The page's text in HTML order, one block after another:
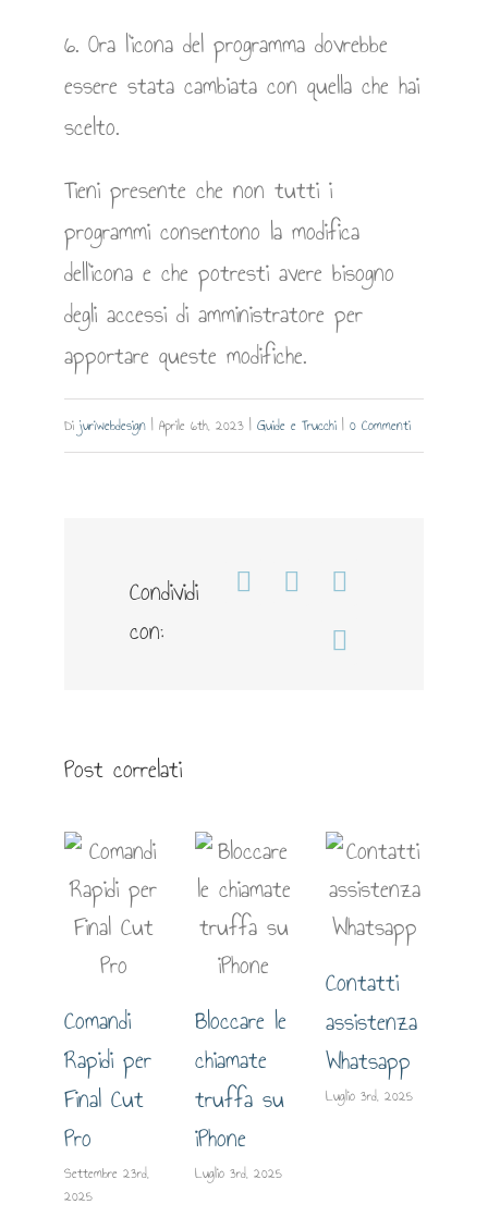
6. Ora l’icona del programma dovrebbe
essere stata cambiata con quella che hai
scelto.
Tieni presente che non tutti i
programmi consentono la modifica
dell’icona e che potresti avere bisogno
degli accessi di amministratore per
apportare queste modifiche.
Dijuriwebdesign | Aprile 6th, 2023 | Guide e Trucchi | 0 Commenti
Condividi
con:
Facebook
WhatsApp
Telegram
Email
Post correlati
Comandi
Rapidi per
Final Cut
Pro
Settembre 23rd,
2025
Bloccare le
chiamate
truffa su
iPhone
Luglio 3rd, 2025
Contatti
assistenza
Whatsapp
Luglio 3rd, 2025